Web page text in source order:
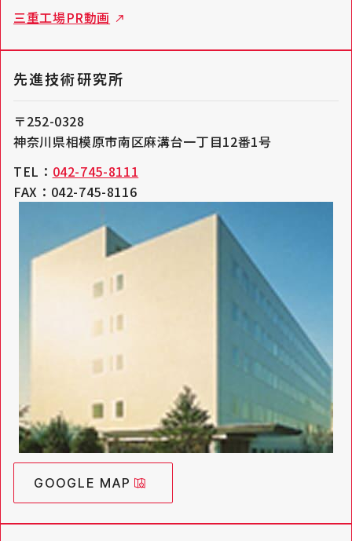
三重工場PR動画
GOOGLE MAP
先進技術研究所
〒252-0328
神奈川県相模原市南区麻溝台一丁目12番1号
TEL： 042-745-8111
FAX：042-745-8116